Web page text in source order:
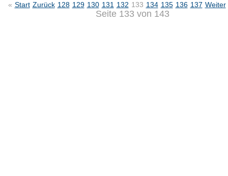
« Start Zurück 128 129 130 131 132 133 134 135 136 137 Weiter
Seite 133 von 143